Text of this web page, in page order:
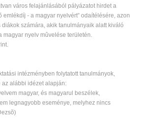
város felajánlásából pályázatot hirdet a
emlékdíj - a magyar nyelvért” odaítélésére, azon
diákok számára, akik tanulmányaik alatt kiváló
magyar nyelv mûvelése területén.
intézményben folytatott tanulmányok,
alábbi idézet alapján:
magyar, és magyarul beszélek,
legnagyobb eseménye, melyhez nincs